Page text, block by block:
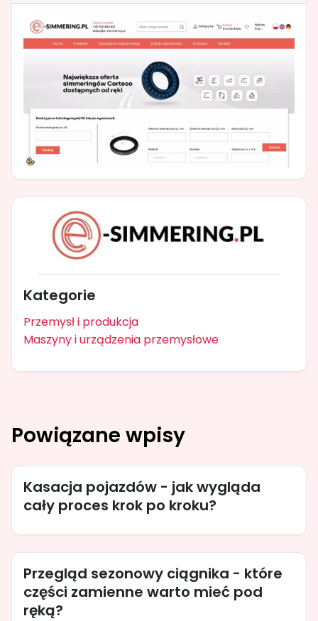
Kategorie
Przemysł i produkcja
Maszyny i urządzenia przemysłowe
Powiązane wpisy
Kasacja pojazdów - jak wygląda
cały proces krok po kroku?
Przegląd sezonowy ciągnika - które
części zamienne warto mieć pod
ręką?